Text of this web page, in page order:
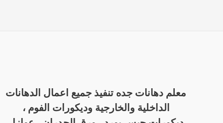
معلم دهانات جده تنفيذ جميع اعمال الدهانات
الداخلية والخارجية وديكورات الفوم ،